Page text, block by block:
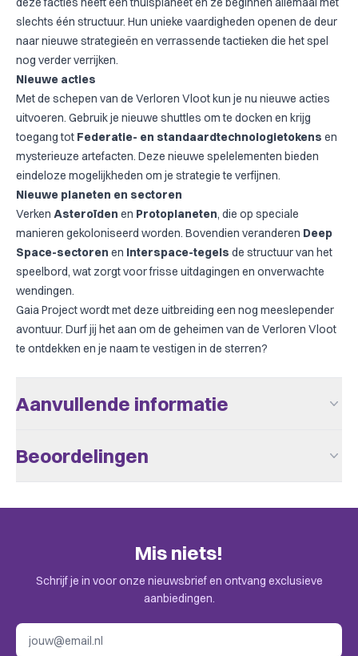
slechts één structuur. Hun unieke vaardigheden openen de deur
naar nieuwe strategieën en verrassende tactieken die het spel
nog verder verrijken.
Nieuwe acties
Met de schepen van de Verloren Vloot kun je nu nieuwe acties
uitvoeren. Gebruik je nieuwe shuttles om te docken en krijg
toegang tot Federatie- en standaardtechnologietokens en
mysterieuze artefacten. Deze nieuwe spelelementen bieden
eindeloze mogelijkheden om je strategie te verfijnen.
Nieuwe planeten en sectoren
Verken Asteroïden en Protoplaneten, die op speciale
manieren gekoloniseerd worden. Bovendien veranderen Deep
Space-sectoren en Interspace-tegels de structuur van het
speelbord, wat zorgt voor frisse uitdagingen en onverwachte
wendingen.
Gaia Projectwordt met deze uitbreiding een nog meeslepender
avontuur. Durf jij het aan om de geheimen van de Verloren Vloot
te ontdekken en je naam te vestigen in de sterren?
Aanvullende informatie
Engels
Uitgever
Feuerland Spiele
BoardGameGeek
Categories
Beoordelingen
plaatsen. Check de uitnodiging in je mail.
Mis niets!
Schrijf je in voor onze nieuwsbrief en ontvang exclusieve
aanbiedingen.